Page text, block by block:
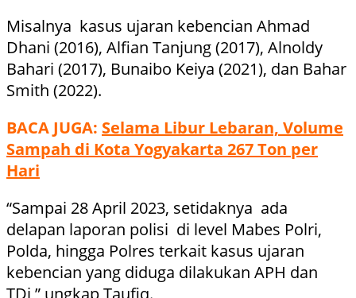
Misalnya kasus ujaran kebencian Ahmad
Dhani (2016), Alfian Tanjung (2017), Alnoldy
Bahari (2017), Bunaibo Keiya (2021), dan Bahar
Smith (2022).
BACA JUGA: Selama Libur Lebaran, Volume
Sampah di Kota Yogyakarta 267 Ton per
Hari
“Sampai 28 April 2023, setidaknya ada
delapan laporan polisi di level Mabes Polri,
Polda, hingga Polres terkait kasus ujaran
kebencian yang diduga dilakukan APH dan
TDj,” ungkap Taufiq.